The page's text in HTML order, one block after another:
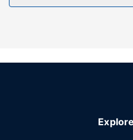
internetadgang og automat.